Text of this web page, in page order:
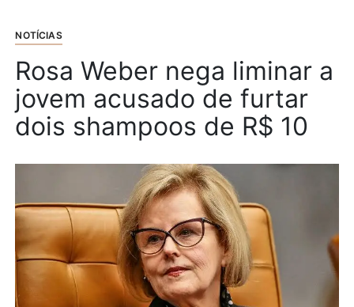
NOTÍCIAS
Rosa Weber nega liminar a
jovem acusado de furtar
dois shampoos de R$ 10